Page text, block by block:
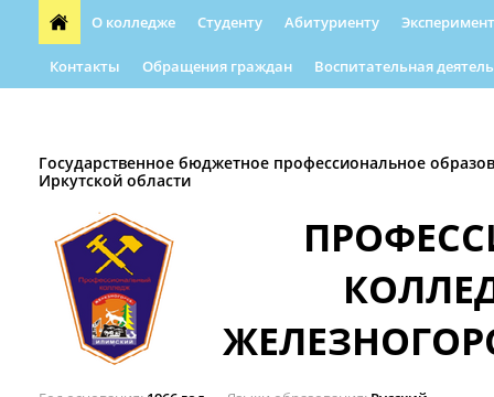
О колледже Студенту Абитуриенту
Контакты Обращения граждан Воспитательная
Государственное бюджетное профессиональное
Иркутской области